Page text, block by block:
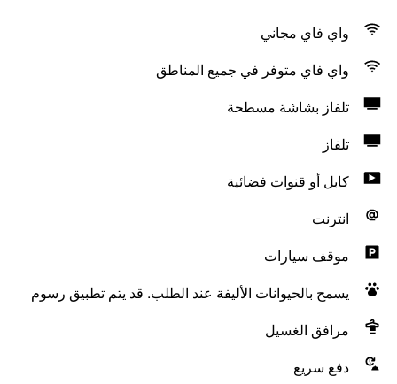
واي فاي مجاني
واي فاي متوفر في جميع المناطق
تلفاز بشاشة مسطحة
تلفاز
كابل أو قنوات فضائية
انترنت
موقف سيارات
يسمح بالحيوانات الأليفة عند الطلب. قد يتم تطبيق رسوم
مرافق الغسيل
دفع سريع